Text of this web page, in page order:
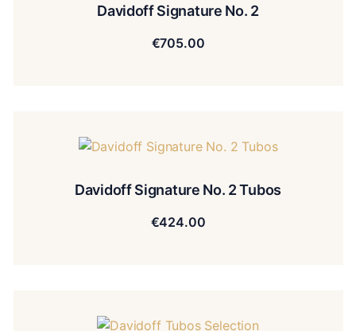
Davidoff Signature No. 2
€705.00
Davidoff Signature No. 2 Tubos
€424.00